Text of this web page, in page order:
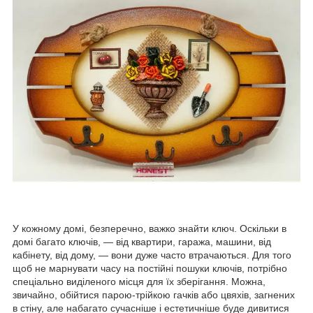
У кожному домі, безперечно, важко знайти ключ. Оскільки в
домі багато ключів, — від квартири, гаража, машини, від
кабінету, від дому, — вони дуже часто втрачаються. Для того
щоб не марнувати часу на постійні пошуки ключів, потрібно
спеціально виділеного місця для їх зберігання. Можна,
звичайно, обійтися парою-трійкою гачків або цвяхів, загнених
в стіну, але набагато сучасніше і естетичніше буде дивитися